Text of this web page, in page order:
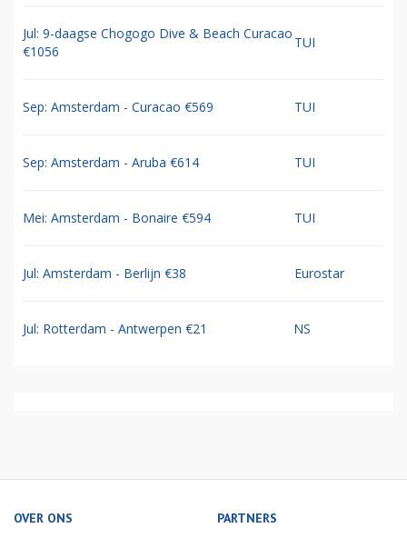
Jul: 9-daagse Chogogo Dive & Beach Curacao
€1056
TUI
Sep: Amsterdam - Curacao €569 TUI
Sep: Amsterdam - Aruba €614 TUI
Mei: Amsterdam - Bonaire €594 TUI
Jul: Amsterdam - Berlijn €38 Eurostar
Jul: Rotterdam - Antwerpen €21 NS
OVER ONS PARTNERS